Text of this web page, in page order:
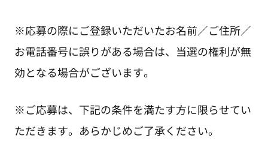
※応募の際にご登録いただいたお名前／ご住所／
お電話番号に誤りがある場合は、当選の権利が無
効となる場合がございます。
※ご応募は、下記の条件を満たす方に限らせてい
ただきます。あらかじめご了承ください。